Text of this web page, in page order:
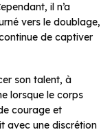
il n’a
vers le doublage,
de captiver
son talent, à
lorsque le corps
courage et
avec une discrétion